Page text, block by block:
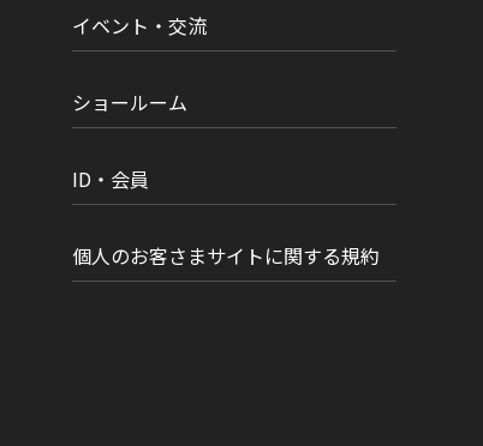
イベント・交流
ショールーム
ID・会員
個人のお客さまサイトに関する規約